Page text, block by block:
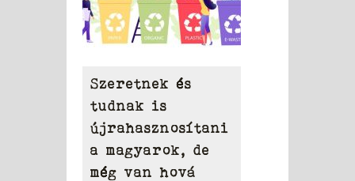
Szeretnek és
tudnak is
újrahasznosítani
a magyarok, de
még van hová